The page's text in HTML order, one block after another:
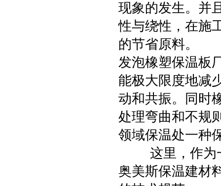
现象的发生。并
性与绕性，在施
的节省原料。
发泡橡塑保温板
能极大限度地减
动和共振。同时
处理弯曲和不规
领域保温处一种
这里，作为一
奥美斯保温建材